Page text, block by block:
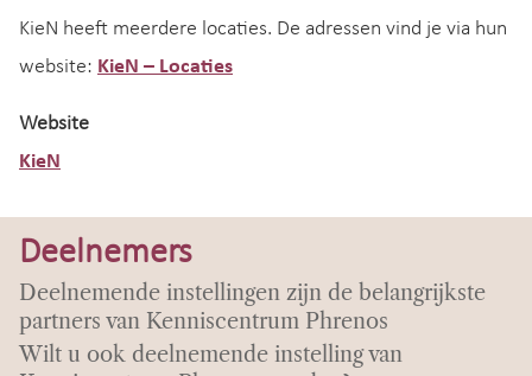
KieN heeft meerdere locaties. De adressen vind je via hun
website: KieN – Locaties
Website
KieN
Deelnemers
Deelnemende instellingen zijn de belangrijkste
partners van Kenniscentrum Phrenos
Wilt u ook deelnemende instelling van